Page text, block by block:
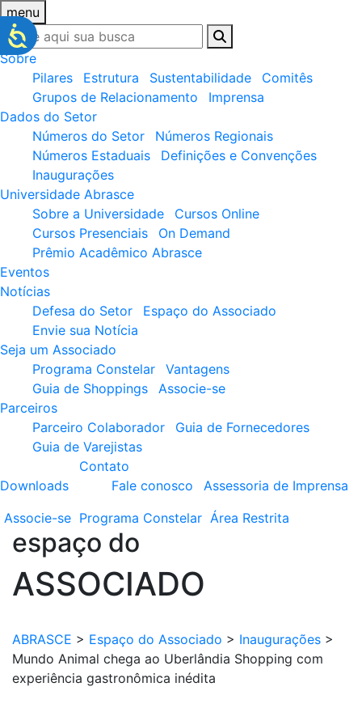
menu
Sobre
Pilares
Estrutura Sustentabilidade
Comitês
Grupos de Relacionamento
Imprensa
Dados do Setor
Números do Setor
Números Regionais
Números Estaduais
Definições e Convenções
Inaugurações
Universidade Abrasce
Sobre a Universidade
Cursos Online
Cursos Presenciais
On Demand
Prêmio Acadêmico Abrasce
Eventos
Notícias
Defesa do Setor
Espaço do Associado
Envie sua Notícia
Seja um Associado
Programa Constelar
Vantagens
Guia de Shoppings
Associe-se
Parceiros
Parceiro Colaborador
Guia de Fornecedores
Guia de Varejistas
Downloads
Contato
Fale conosco
Assessoria de Imprensa
Associe-se Programa Constelar Área Restrita
espaço do
ASSOCIADO
ABRASCE > Espaço do Associado > Inaugurações >
Mundo Animal chega ao Uberlândia Shopping com
experiência gastronômica inédita